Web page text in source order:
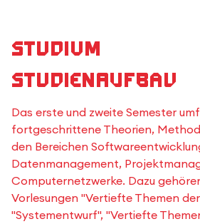
Studium
Studienaufbau
Das erste und zweite Semester
fortgeschrittene Theorien,
den Bereichen
Datenmanagement,
Computernetzwerke. Dazu
Vorlesungen "Vertiefte Themen
"Systementwurf", "Vertiefte